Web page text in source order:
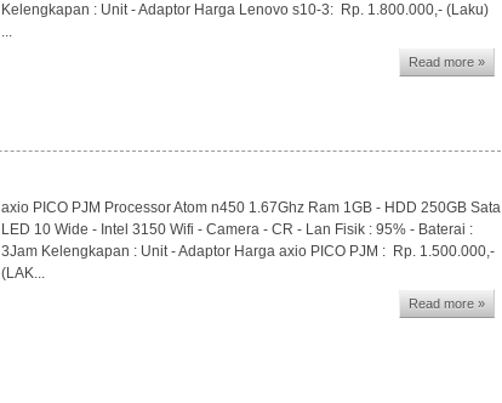
Kelengkapan : Unit - Adaptor Harga Lenovo s10-3: Rp. 1.800.000,- (Laku)
...
Read more »
axio PICO PJM Processor Atom n450 1.67Ghz Ram 1GB - HDD 250GB Sata
LED 10 Wide - Intel 3150 Wifi - Camera - CR - Lan Fisik : 95% - Baterai :
3Jam Kelengkapan : Unit - Adaptor Harga axio PICO PJM : Rp. 1.500.000,-
(LAK...
Read more »